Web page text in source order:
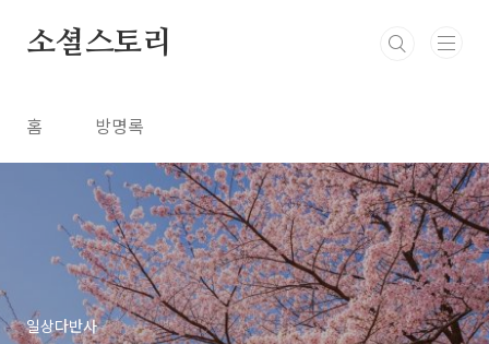
소셜스토리
홈 방명록
일상다반사